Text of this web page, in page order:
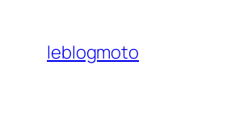
contenu
leblogmoto